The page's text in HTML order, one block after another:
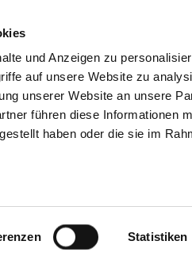
und Anzeigen zu
auf unsere Website zu
unserer Website an unsere
führen diese Informationen
haben oder die sie im
Statistiken
SUCHEN TIPPS &
SAAR